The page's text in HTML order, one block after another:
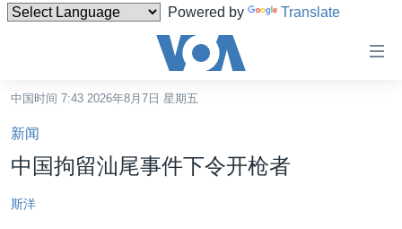
Powered by Translate
碍
链
接
转
台湾
中国时间 7:43 2026年8月7日 星期五
新闻
中国拘留汕尾事件下令开枪者
斯洋